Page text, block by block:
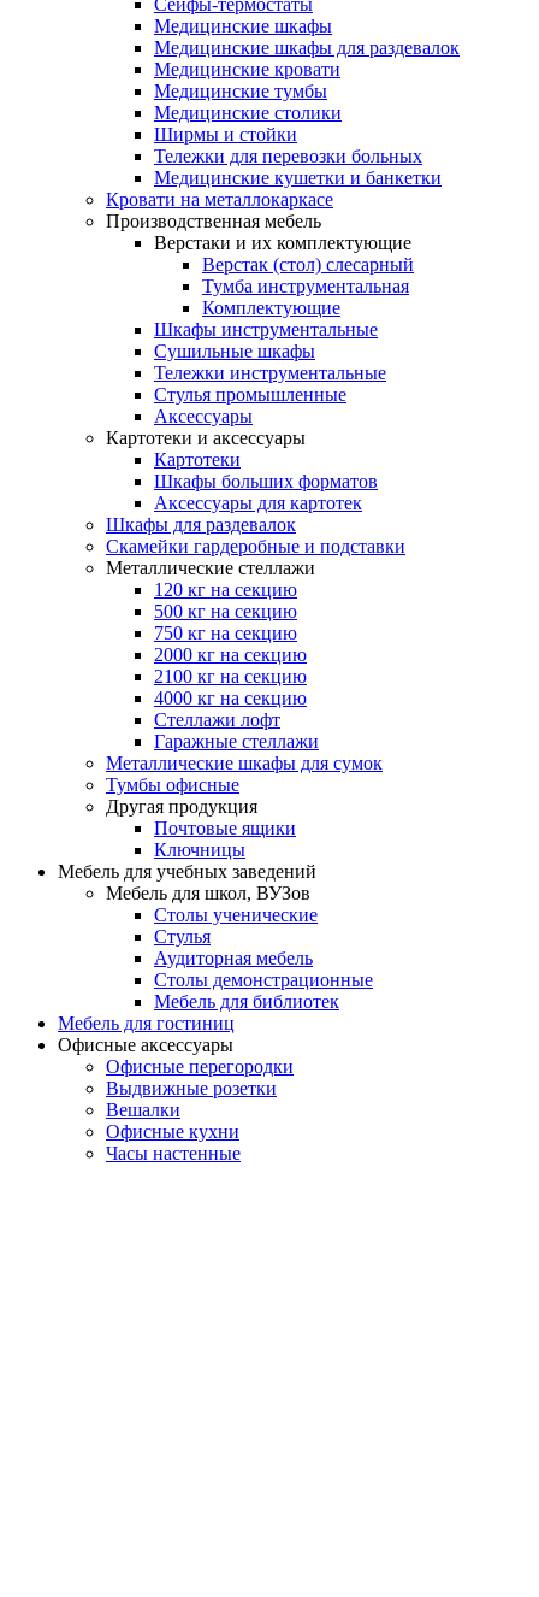
Сейфы-термостаты
Медицинские шкафы
Медицинские шкафы для раздевалок
Медицинские кровати
Медицинские тумбы
Медицинские столики
Ширмы и стойки
Тележки для перевозки больных
Медицинские кушетки и банкетки
Кровати на металлокаркасе
Производственная мебель
Верстаки и их комплектующие
Верстак (стол) слесарный
Тумба инструментальная
Комплектующие
Шкафы инструментальные
Сушильные шкафы
Тележки инструментальные
Стулья промышленные
Аксессуары
Картотеки и аксессуары
Картотеки
Шкафы больших форматов
Аксессуары для картотек
Шкафы для раздевалок
Скамейки гардеробные и подставки
Металлические стеллажи
120 кг на секцию
500 кг на секцию
750 кг на секцию
2000 кг на секцию
2100 кг на секцию
4000 кг на секцию
Стеллажи лофт
Гаражные стеллажи
Металлические шкафы для сумок
Тумбы офисные
Другая продукция
Почтовые ящики
Ключницы
Мебель для учебных заведений
Мебель для школ, ВУЗов
Столы ученические
Стулья
Аудиторная мебель
Столы демонстрационные
Мебель для библиотек
Мебель для гостиниц
Офисные аксессуары
Офисные перегородки
Выдвижные розетки
Вешалки
Офисные кухни
Часы настенные